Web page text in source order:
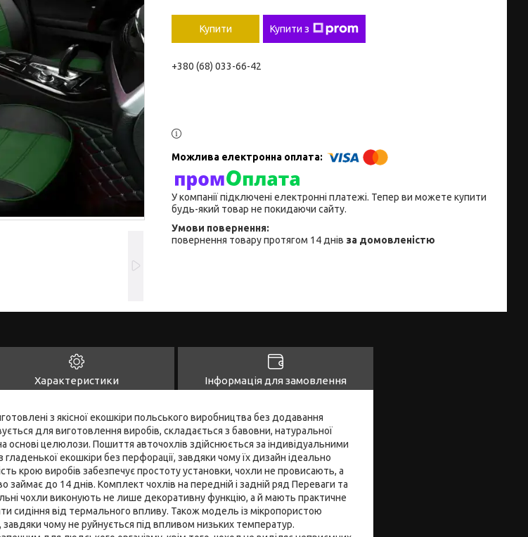
Купити Купити з
+380 (68) 033-66-42
У компанії підключені електронні платежі. Тепер ви можете купити
будь-який товар не покидаючи сайту.
повернення товару протягом 14 днів за домовленістю
Характеристики Інформація для замовлення
з якісної екошкіри польського виробництва без додавання
для виготовлення виробів, складається з бавовни, натуральної
основі целюлози. Пошиття авточохлів здійснюється за індивідуальними
екошкіри без перфорації, завдяки чому їх дизайн ідеально
крою виробів забезпечує простоту установки, чохли не провисають, а
займає до 14 днів. Комплект чохлів на передній і задній ряд Переваги та
чохли виконують не лише декоративну функцію, а й мають практичне
сидіння від термального впливу. Також модель із мікропористою
завдяки чому не руйнується під впливом низьких температур.